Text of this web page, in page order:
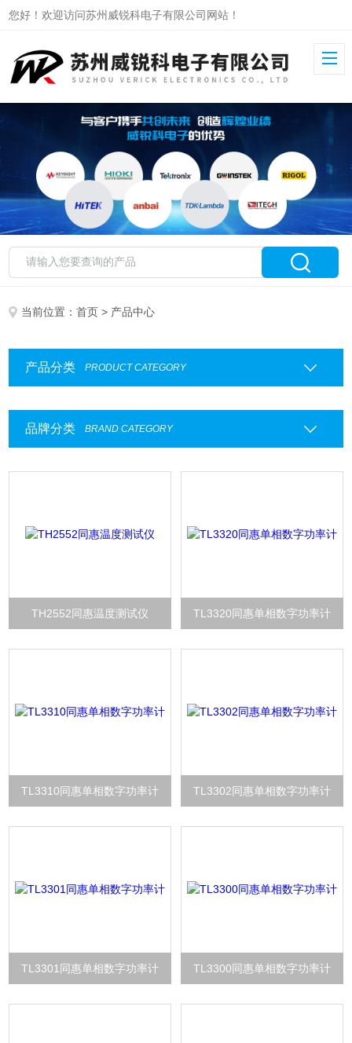
您好！欢迎访问苏州威锐科电子有限公司网站！
当前位置：首页 > 产品中心
产品分类 PRODUCT CATEGORY
品牌分类 BRAND CATEGORY
TH2552同惠温度测试仪 TL3320同惠单相数字功率计
TL3310同惠单相数字功率计 TL3302同惠单相数字功率计
TL3301同惠单相数字功率计 TL3300同惠单相数字功率计